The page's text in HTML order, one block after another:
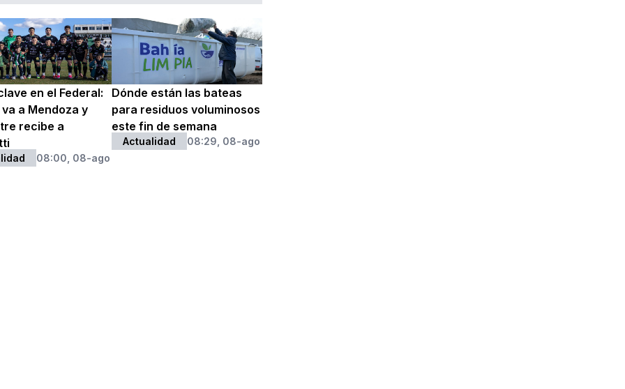
en el Federal:
a Mendoza y
recibe a
08:00, 08-ago
Dónde están las bateas
para residuos voluminosos
este fin de semana
Actualidad 08:29, 08-ago